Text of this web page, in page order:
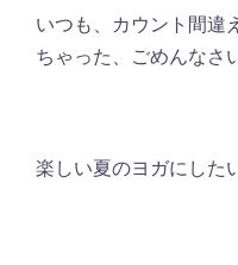
いつも、カウント間違
ちゃった、ごめんなさ
楽しい夏のヨガにした